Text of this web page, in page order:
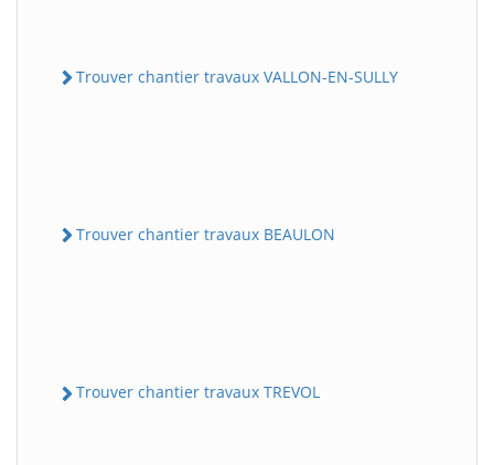
Trouver chantier travaux VALLON-EN-SULLY
Trouver chantier travaux BEAULON
Trouver chantier travaux TREVOL